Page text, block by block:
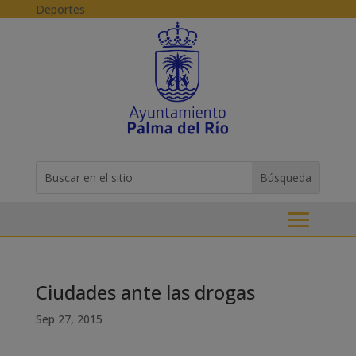
Skip to content
Deportes
for...
Ciudades ante las drogas
Sep 27, 2015